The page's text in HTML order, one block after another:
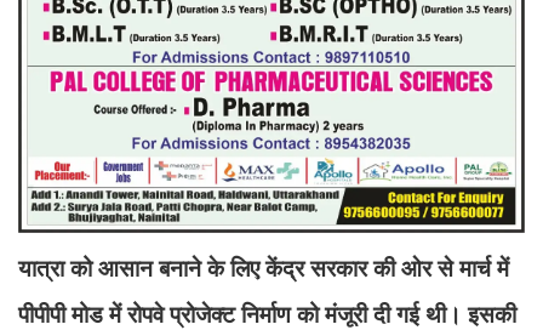
यात्रा को आसान बनाने के लिए केंद्र सरकार की ओर से मार्च में
पीपीपी मोड में रोपवे प्रोजेक्ट निर्माण को मंजूरी दी गई थी। इसकी